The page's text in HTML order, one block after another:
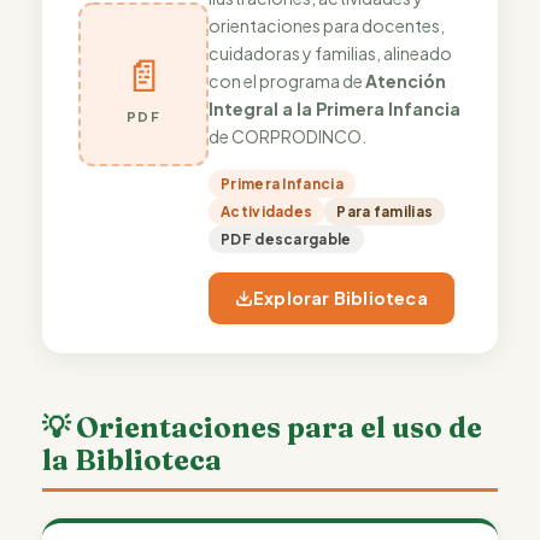
📄
PDF
orientaciones para docentes,
cuidadoras y familias, alineado
con el programa deAtención
Integral a la Primera Infancia
de CORPRODINCO.
Primera Infancia
Actividades
Para familias
PDF descargable
Explorar Biblioteca
💡 Orientaciones para el uso de
la Biblioteca